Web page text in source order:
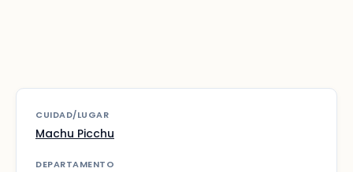
CUIDAD/LUGAR
Machu Picchu
DEPARTAMENTO